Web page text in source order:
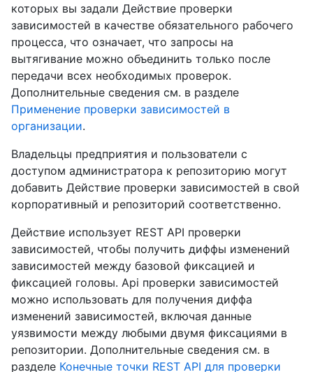
которых вы задали Действие проверки
зависимостей в качестве обязательного рабочего
процесса, что означает, что запросы на
вытягивание можно объединить только после
передачи всех необходимых проверок.
Дополнительные сведения см. в разделе
Применение проверки зависимостей в
организации.
Владельцы предприятия и пользователи с
доступом администратора к репозиторию могут
добавить Действие проверки зависимостей в свой
корпоративный и репозиторий соответственно.
Действие использует REST API проверки
зависимостей, чтобы получить диффы изменений
зависимостей между базовой фиксацией и
фиксацией головы. Api проверки зависимостей
можно использовать для получения диффа
изменений зависимостей, включая данные
уязвимости между любыми двумя фиксациями в
репозитории. Дополнительные сведения см. в
разделе Конечные точки REST API для проверки